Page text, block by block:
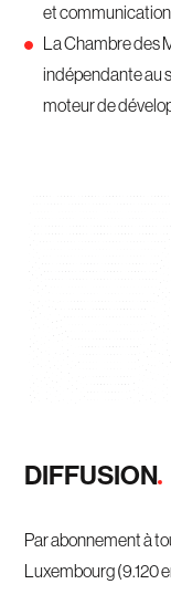
et
La Chambre des
indépendante au
moteur de
DIFFUSION
Par abonnement à
Luxembourg (9.120